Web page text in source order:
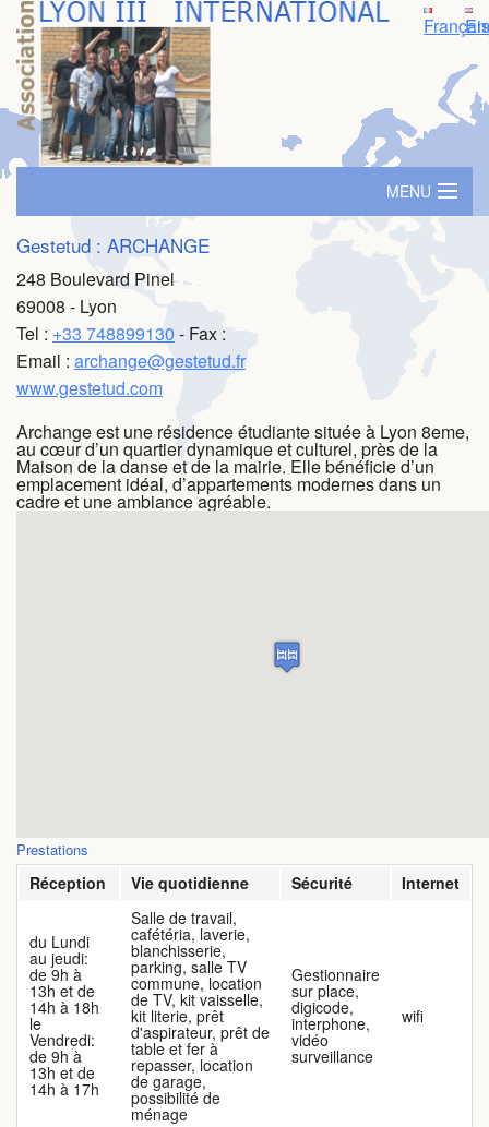
MENU
Accueil
Logement
SIM - Séminaire d'immersion
Prime ambassadeur
Parrainage
Evénements
Gestetud : ARCHANGE
248 Boulevard Pinel
69008 - Lyon
Tel : +33 748899130 - Fax :
Email : archange@gestetud.fr
www.gestetud.com
Archange est une résidence étudiante située à Lyon 8eme,
au cœur d’un quartier dynamique et culturel, près de la
Maison de la danse et de la mairie. Elle bénéficie d’un
emplacement idéal, d’appartements modernes dans un
cadre et une ambiance agréable.
Prestations
Réception Vie quotidienne Sécurité Internet
du Lundi
au jeudi:
de 9h à
13h et de
14h à 18h
le
Vendredi:
de 9h à
13h et de
14h à 17h
Salle de travail,
cafétéria, laverie,
blanchisserie,
parking, salle TV
commune, location
de TV, kit vaisselle,
kit literie, prêt
d'aspirateur, prêt de
table et fer à
repasser, location
de garage,
possibilité de
ménage
Gestionnaire
sur place,
digicode,
interphone,
vidéo
surveillance
wifi